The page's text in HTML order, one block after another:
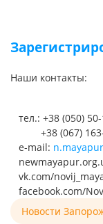
Наши контакты:
тел.: +38 (050)
+38 (067) 163-
е-mail:
vk.com/
facebook.com/
Новости